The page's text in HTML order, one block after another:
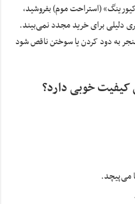
(استراحت موم) بفروشید،
دلیلی برای خرید مجدد نمی‌بیند.
به دود کردن یا سوختن ناقص شود
می‌پیچد.